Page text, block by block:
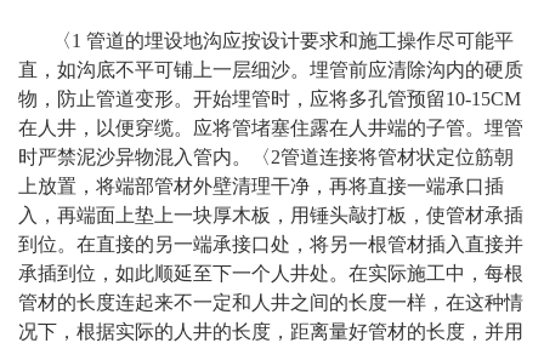
〈1 管道的埋设地沟应按设计要求和施工操作尽可能平
直，如沟底不平可铺上一层细沙。埋管前应清除沟内的硬质
物，防止管道变形。开始埋管时，应将多孔管预留10-15CM
在人井，以便穿缆。应将管堵塞住露在人井端的子管。埋管
时严禁泥沙异物混入管内。〈2管道连接将管材状定位筋朝
上放置，将端部管材外壁清理干净，再将直接一端承口插
入，再端面上垫上一块厚木板，用锤头敲打板，使管材承插
到位。在直接的另一端承接口处，将另一根管材插入直接并
承插到位，如此顺延至下一个人井处。在实际施工中，每根
管材的长度连起来不一定和人井之间的长度一样，在这种情
况下，根据实际的人井的长度，距离量好管材的长度，并用